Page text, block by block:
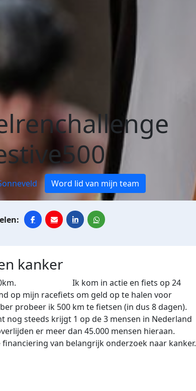
Word lid van mijn team
kanker
500km. Ik kom in actie en fiets op 24
op mijn racefiets om geld op te halen voor
probeer ik 500 km te fietsen (in dus 8 dagen).
nog steeds krijgt 1 op de 3 mensen in Nederland
er meer dan 45.000 mensen hieraan.
financiering van belangrijk onderzoek naar kanker.